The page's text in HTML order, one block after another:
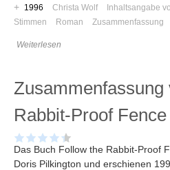
Suchen
Kontaktieren
Letzte Beiträge
+ 1996 Christa Wolf Inhaltsangabe
Stimmen
Roman Zusammenfassung
Weiterlesen
Rabbit-Proof
Das Buch Follow the Rabbit-Proof
Doris Pilkington und erschienen